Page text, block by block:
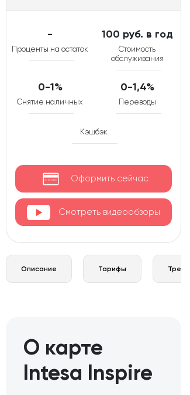
-
Проценты на остаток
100 руб. в год
Стоимость
обслуживания
0-1%
Снятие наличных
0-1,4%
Переводы
Кэшбэк
Оформить сейчас
Смотреть видеообзоры
Описание Тарифы
О карте
Intesa Inspire